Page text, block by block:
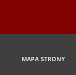
MAPA STRONY